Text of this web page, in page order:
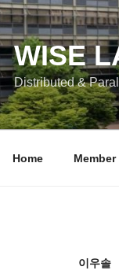
WISE
Distributed &
Home Member
이우솔